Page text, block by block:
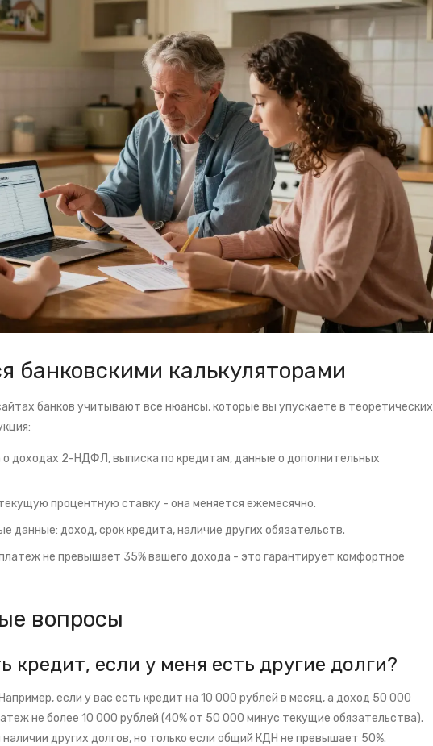
банковскими калькуляторами
банков учитывают все нюансы, которые вы упускаете в теоретических
доходах 2-НДФЛ, выписка по кредитам, данные о дополнительных
процентную ставку - она меняется ежемесячно.
данные: доход, срок кредита, наличие других обязательств.
не превышает 35% вашего дохода - это гарантирует комфортное
вопросы
кредит, если у меня есть другие долги?
если у вас есть кредит на 10 000 рублей в месяц, а доход 50 000
не более 10 000 рублей (40% от 50 000 минус текущие обязательства).
других долгов, но только если общий КДН не превышает 50%.